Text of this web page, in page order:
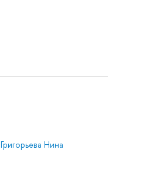
Григорьева Нина